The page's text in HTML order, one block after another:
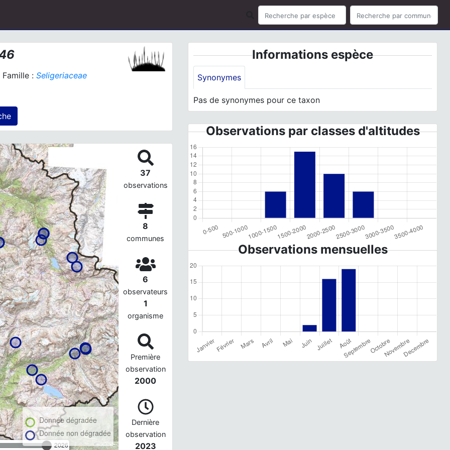
Famille : Seligeriaceae
sur cette fiche
2026
Donnée dégradée
Donnée non dégradée
37
observations
8
communes
6
observateurs
1
organisme
Première
observation
2000
Dernière
observation
2023
Informations espèce
Synonymes
Pas de synonymes pour ce taxon
Observations par classes d'altitudes
Observations mensuelles